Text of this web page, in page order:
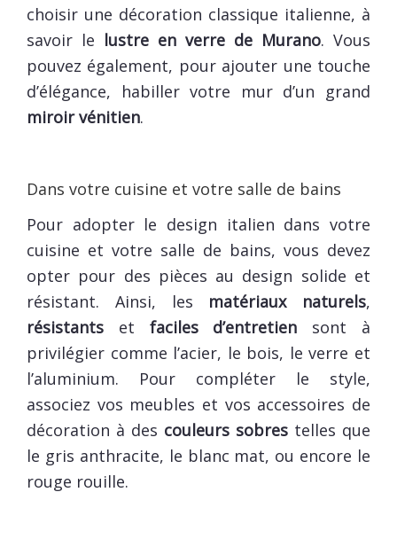
choisir une décoration classique italienne, à
savoir le lustre en verre de Murano. Vous
pouvez également, pour ajouter une touche
d’élégance, habiller votre mur d’un grand
miroir vénitien.
Dans votre cuisine et votre salle de bains
Pour adopter le design italien dans votre
cuisine et votre salle de bains, vous devez
opter pour des pièces au design solide et
résistant. Ainsi, les matériaux naturels,
résistants et faciles d’entretien sont à
privilégier comme l’acier, le bois, le verre et
l’aluminium. Pour compléter le style,
associez vos meubles et vos accessoires de
décoration à des couleurs sobres telles que
le gris anthracite, le blanc mat, ou encore le
rouge rouille.